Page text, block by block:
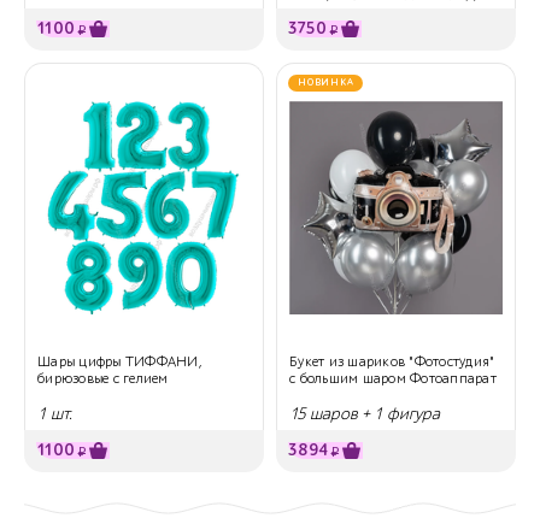
1100 ₽ 3750 ₽
Шары цифры ТИФФАНИ,
бирюзовые с гелием
1 шт.
1100 ₽
НОВИНКА
Букет из шариков "Фотостудия"
с большим шаром Фотоаппарат
15 шаров + 1 фигура
3894₽